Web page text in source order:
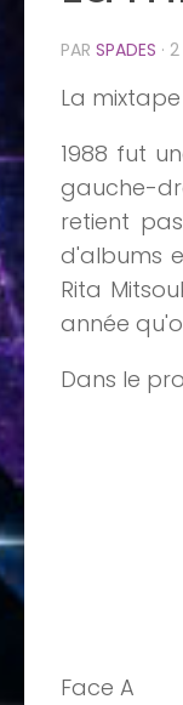
PAR SPADES ·
La mixtape
1988 fut
gauche-
retient
d'albums
Rita
année
Dans le
Face A